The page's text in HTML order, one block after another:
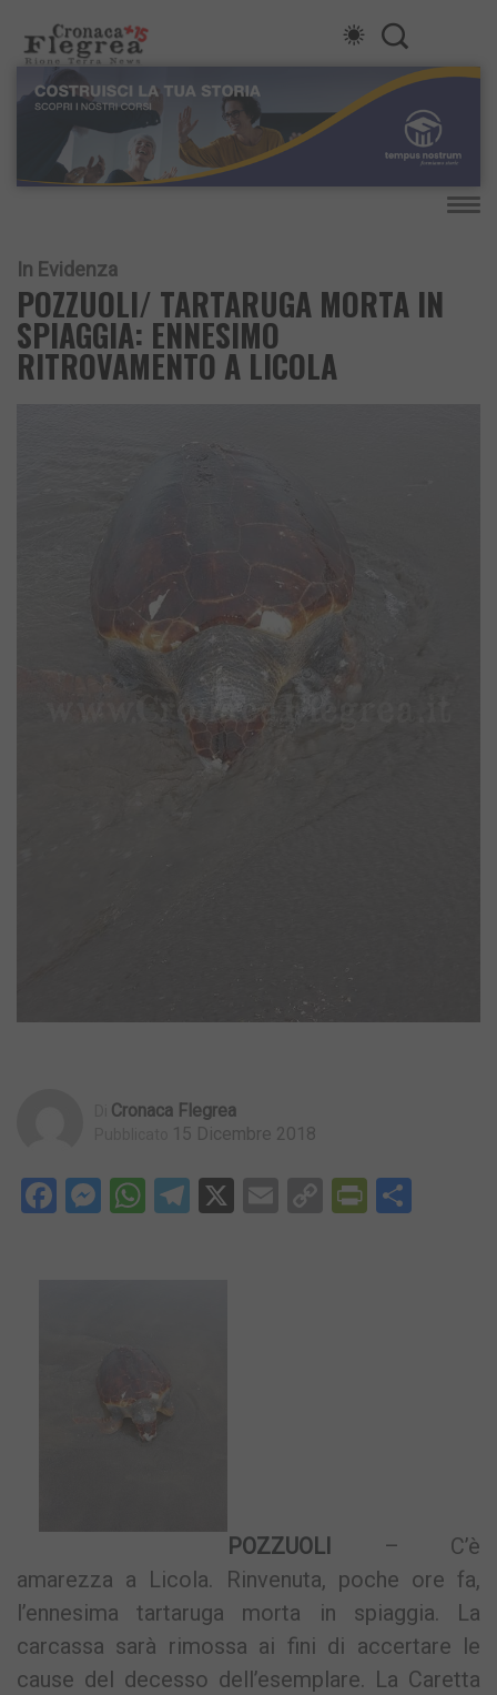
In Evidenza
POZZUOLI/ TARTARUGA MORTA IN
SPIAGGIA: ENNESIMO
RITROVAMENTO A LICOLA
Cronaca Flegrea
15 Dicembre 2018
Facebook
Messenger
WhatsApp
Telegram
X EmailCopy
POZZUOLI
– C’è
amarezza a Licola. Rinvenuta, poche ore fa,
l’ennesima tartaruga morta in spiaggia. La
carcassa sarà rimossa ai fini di accertare le
cause del decesso dell’esemplare. La Caretta